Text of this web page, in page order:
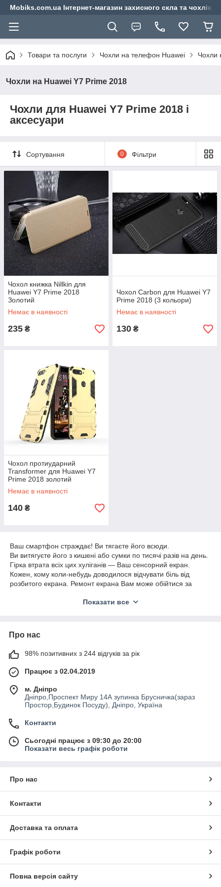
Mobiks.com.ua Інтернет-магазин захисного скла та чохлів
Товари та послуги Чохли на телефон Huawei Чохли
Чохли на Huawei Y7 Prime 2018
Чохли для Huawei Y7 Prime 2018 і
аксесуари
Сортування 0 Фільтри
Чохол книжка Nillkin для
Huawei Y7 Prime 2018
Золотий
Немає в наявності
235 ₴
Чохол Carbon для Huawei Y7
Prime 2018 (3 кольори)
Немає в наявності
130 ₴
Чохол протиударний
Transformer для Huawei Y7
Prime 2018 золотий
Немає в наявності
140 ₴
Ваш смартфон страждає! Ви тягаєте його всюди.
Ви витягуєте його з кишені або сумки по тисячі разів на день.
Гірка втрата всіх цих хуліганів — Ваш сенсорний екран.
Кожен, кому коли-небудь доводилося відчувати біль від
розбитого екрана. Ремонт екрана Вам може обійтися за
має широкий дисплей із заокругленими краями корпусу. Но
Завдяки розумному дизайну скла здається, що його навіть
немає.
Ви теж замислюєте купувати чохол для свого нового Huawei
інвестиції. Однак покласти новий блискучий телефон у
щастя, тепер ви можете купити чохли, які захистять ваш
телефон від нещасних випадків, але не змусять вас
відчувати, що ви пропускаєте його преміальний зовнішній
вигляд.
або тканинний? У нас ви знайдете чохли з чудовою якістю й
оригінальним дизайном на будь-який смак і бюджет.
Показати все
Про нас
98% позитивних з 244 відгуків за рік
Працює з 02.04.2019
м. Дніпро
Дніпро,Проспект Миру 14А зупинка Брусничка(зараз
Простор,Будинок Посуду), Дніпро, Україна
Контакти
Сьогодні працює з 09:30 до 20:00
Показати весь графік роботи
Про нас
Контакти
Доставка та оплата
Графік роботи
Повна версія сайту